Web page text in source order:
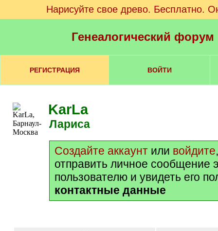
Нарисуйте свое древо. Бесплатно.
Генеалогический
РЕГИСТРАЦИЯ ВОЙТИ
KarLa
Лариса
Создайте аккаунт или войдите
отправить личное сообщение
пользователю и увидеть его
контактные данные